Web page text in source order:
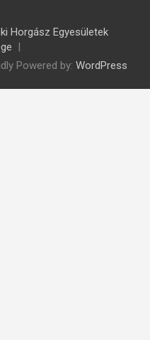
Horgász Egyesületek
Powered by: WordPress